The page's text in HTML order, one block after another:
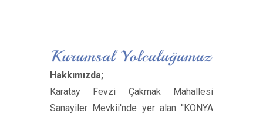
Hakkımızda;
Karatay Fevzi Çakmak Mahallesi
Sanayiler Mevkii'nde yer alan ''KONYA